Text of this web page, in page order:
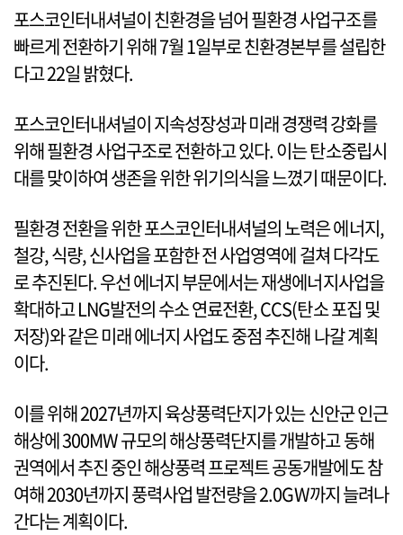
포스코인터내셔널이 친환경을 넘어 필환경 사업구조를
빠르게 전환하기 위해 7월 1일부로 친환경본부를 설립한
다고 22일 밝혔다.
포스코인터내셔널이 지속성장성과 미래 경쟁력 강화를
위해 필환경 사업구조로 전환하고 있다. 이는 탄소중립시
대를 맞이하여 생존을 위한 위기의식을 느꼈기 때문이다.
필환경 전환을 위한 포스코인터내셔널의 노력은 에너지,
철강, 식량, 신사업을 포함한 전 사업영역에 걸쳐 다각도
로 추진된다. 우선 에너지 부문에서는 재생에너지사업을
확대하고 LNG발전의 수소 연료전환, CCS(탄소 포집 및
저장)와 같은 미래 에너지 사업도 중점 추진해 나갈 계획
이다.
이를 위해 2027년까지 육상풍력단지가 있는 신안군 인근
해상에 300MW 규모의 해상풍력단지를 개발하고 동해
권역에서 추진 중인 해상풍력 프로젝트 공동개발에도 참
여해 2030년까지 풍력사업 발전량을 2.0GW까지 늘려나
간다는 계획이다.